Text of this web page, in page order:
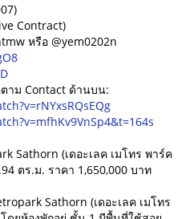
Contract)
หรือ @yem0202n
าม Contact ด้านบน:
Sathorn (เดอะเลค เมโทร พาร์ค
ตร.ม. ราคา 1,650,000 บาท
Sathorn (เดอะเลค เมโทร